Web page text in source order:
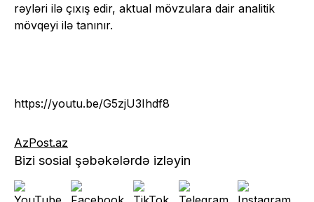
rəyləri ilə çıxış edir, aktual mövzulara dair analitik
mövqeyi ilə tanınır.
https://youtu.be/G5zjU3Ihdf8
AzPost.az
Bizi sosial şəbəkələrdə izləyin